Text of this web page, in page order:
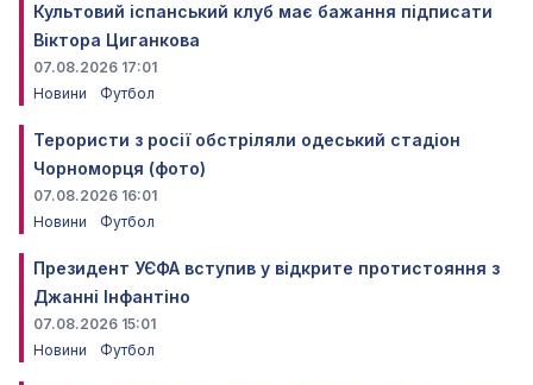
Культовий іспанський клуб має бажання підписати
Віктора Циганкова
07.08.2026 17:01
Новини
Футбол
Терористи з росії обстріляли одеський стадіон
Чорноморця (фото)
07.08.2026 16:01
Новини
Футбол
Президент УЄФА вступив у відкрите протистояння з
Джанні Інфантіно
07.08.2026 15:01
Новини
Футбол